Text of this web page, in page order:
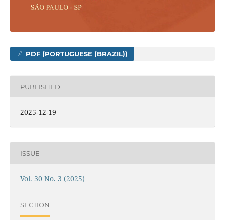
PDF (PORTUGUESE (BRAZIL))
PUBLISHED
2025-12-19
ISSUE
Vol. 30 No. 3 (2025)
SECTION